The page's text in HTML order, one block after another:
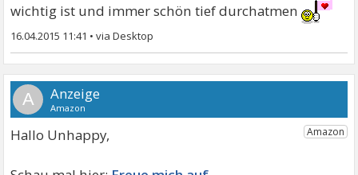
wichtig ist und immer schön tief durchatmen
16.04.2015 11:41 •
A
Hallo Unhappy,